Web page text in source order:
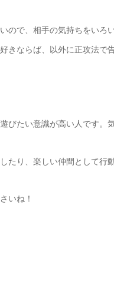
ので、相手の気持ちをい
きならば、以外に正攻法で
びたい意識が高い人です。
たり、楽しい仲間として行
いね！